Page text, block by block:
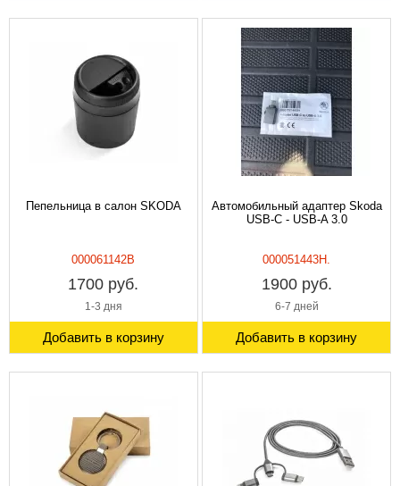
Пепельница в салон SKODA
000061142B
1700 руб.
1-3 дня
Добавить в корзину
Автомобильный адаптер Skoda
USB-C - USB-A 3.0
000051443H.
1900 руб.
6-7 дней
Добавить в корзину